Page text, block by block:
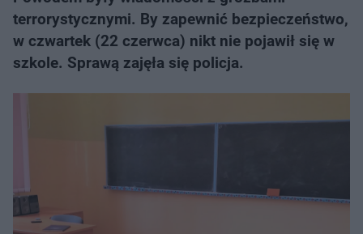
terrorystycznymi. By zapewnić bezpieczeństwo,
w czwartek (22 czerwca) nikt nie pojawił się w
szkole. Sprawą zajęła się policja.